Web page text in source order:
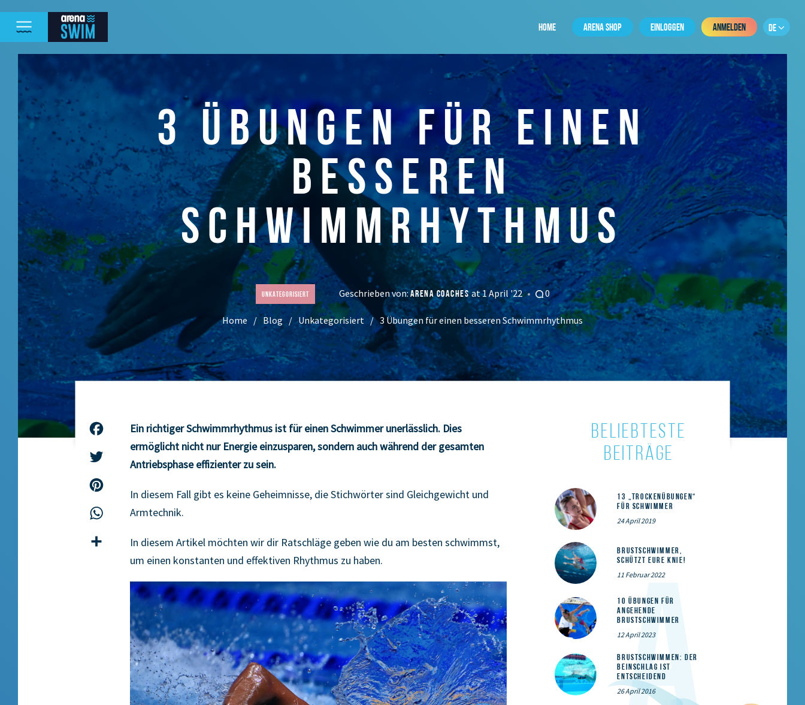
HOME ARENA SHOP EINLOGGEN ANMELDEN DE
3 ÜBUNGEN FÜR EINEN
BESSEREN
SCHWIMMRHYTHMUS
Unkategorisiert Geschrieben von:ARENA COACHESat 1 April '22 0
Home Blog Unkategorisiert 3 Übungen für einen besseren Schwimmrhythmus
Facebook
WhatsApp
Ein richtiger Schwimmrhythmus ist für einen Schwimmer unerlässlich. Dies
ermöglicht nicht nur Energie einzusparen, sondern auch während der gesamten
Antriebsphase effizienter zu sein.
In diesem Fall gibt es keine Geheimnisse, die Stichwörter sind Gleichgewicht und
Armtechnik.
In diesem Artikel möchten wir dir Ratschläge geben wie du am besten schwimmst,
um einen konstanten und effektiven Rhythmus zu haben.
BELIEBTESTE
BEITRÄGE
13 „Trockenübungen“
für Schwimmer
24 April 2019
Brustschwimmer,
schützt eure Knie!
11 Februar 2022
10 Übungen für
angehende
Brustschwimmer
12 April 2023
Brustschwimmen: Der
Beinschlag ist
entscheidend
26 April 2016